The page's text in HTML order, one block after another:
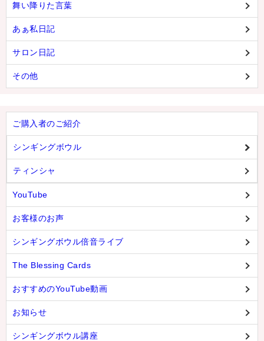
舞い降りた言葉
あぁ私日記
サロン日記
その他
ご購入者のご紹介
シンギングボウル
ティンシャ
YouTube
お客様のお声
シンギングボウル倍音ライブ
The Blessing Cards
おすすめのYouTube動画
お知らせ
シンギングボウル講座